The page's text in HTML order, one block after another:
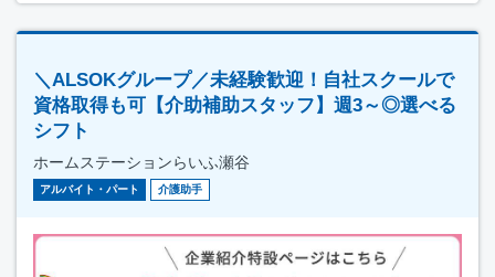
＼ALSOKグループ／未経験歓迎！自社スクールで
資格取得も可【介助補助スタッフ】週3～◎選べる
シフト
ホームステーションらいふ瀬谷
アルバイト・パート 介護助手